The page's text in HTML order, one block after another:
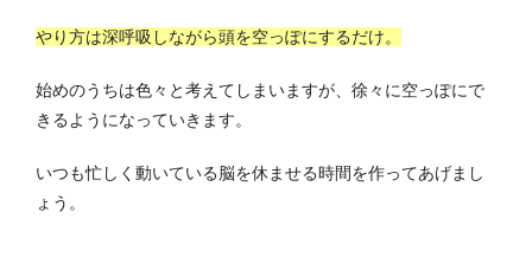
やり方は深呼吸しながら頭を空っぽにするだけ。
始めのうちは色々と考えてしまいますが、徐々に空っぽにで
きるようになっていきます。
いつも忙しく動いている脳を休ませる時間を作ってあげまし
ょう。